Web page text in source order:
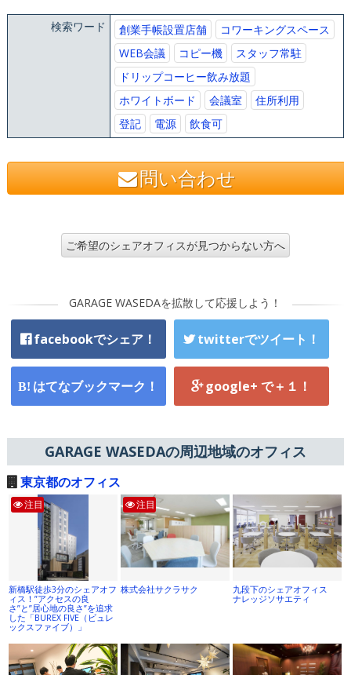
検索ワード 創業手帳設置店舗
コワーキングスペース
WEB会議
コピー機
スタッフ常駐
ドリップコーヒー飲み放題
ホワイトボード
会議室
住所利用
登記
電源 飲食可
問い合わせ
ご希望のシェアオフィスが見つからない方へ
GARAGE WASEDAを拡散して応援しよう！
facebookでシェア！ twitterでツイート！
はてなブックマーク！ google+ で＋１！
GARAGE WASEDAの周辺地域のオフィス
東京都のオフィス
注目
新橋駅徒歩3分のシェアオフ
ィス！”アクセスの良
さ”と”居心地の良さ”を追求
した「BUREX FIVE（ビュレ
ックスファイブ）」
注目
株式会社サクラサク
九段下のシェアオフィス
ナレッジソサエティ